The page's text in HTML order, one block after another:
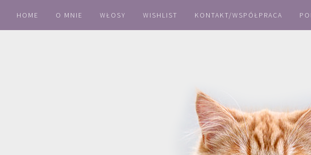
HOME O MNIE WŁOSY WISHLIST KONTAKT/WSPÓŁPRACA